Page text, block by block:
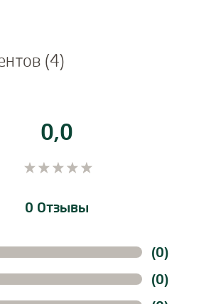
(4)
0,0
0 Отзывы
Filtern der Reviews nach Ratinglevel
(0)
(0)